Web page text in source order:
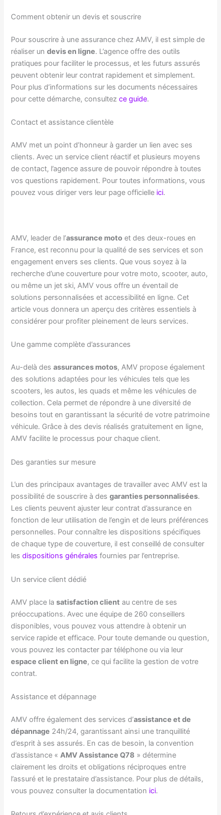
Comment obtenir un devis et souscrire
Pour souscrire à une assurance chez AMV, il est simple de
réaliser undevis en ligne. L’agence offre des outils
pratiques pour faciliter le processus, et les futurs assurés
peuvent obtenir leur contrat rapidement et simplement.
Pour plus d’informations sur les documents nécessaires
pour cette démarche, consultezce guide.
Contact et assistance clientèle
AMV met un point d’honneur à garder un lien avec ses
clients. Avec un service client réactif et plusieurs moyens
de contact, l’agence assure de pouvoir répondre à toutes
vos questions rapidement. Pour toutes informations, vous
pouvez vous diriger vers leur page officielle ici.
AMV, leader de l’assurance moto et des deux-roues en
France, est reconnu pour la qualité de ses services et son
engagement envers ses clients. Que vous soyez à la
recherche d’une couverture pour votre moto, scooter, auto,
ou même un jet ski, AMV vous offre un éventail de
solutions personnalisées et accessibilité en ligne. Cet
article vous donnera un aperçu des critères essentiels à
considérer pour profiter pleinement de leurs services.
Une gamme complète d’assurances
Au-delà desassurances motos, AMV propose également
des solutions adaptées pour les véhicules tels que les
scooters, les autos, les quads et même les véhicules de
collection. Cela permet de répondre à une diversité de
besoins tout en garantissant la sécurité de votre patrimoine
véhicule. Grâce à des devis réalisés gratuitement en ligne,
AMV facilite le processus pour chaque client.
Des garanties sur mesure
L’un des principaux avantages de travailler avec AMV est la
possibilité de souscrire à desgaranties personnalisées.
Les clients peuvent ajuster leur contrat d’assurance en
fonction de leur utilisation de l’engin et de leurs préférences
personnelles. Pour connaître les dispositions spécifiques
de chaque type de couverture, il est conseillé de consulter
lesdispositions générales fournies par l’entreprise.
Un service client dédié
AMV place lasatisfaction client au centre de ses
préoccupations. Avec une équipe de 260 conseillers
disponibles, vous pouvez vous attendre à obtenir un
service rapide et efficace. Pour toute demande ou question,
vous pouvez les contacter par téléphone ou via leur
espace client en ligne, ce qui facilite la gestion de votre
contrat.
Assistance et dépannage
AMV offre également des services d’assistance et de
dépannage 24h/24, garantissant ainsi une tranquillité
d’esprit à ses assurés. En cas de besoin, la convention
d’assistance «AMV Assistance Q78 » détermine
clairement les droits et obligations réciproques entre
l’assuré et le prestataire d’assistance. Pour plus de détails,
vous pouvez consulter la documentation ici.